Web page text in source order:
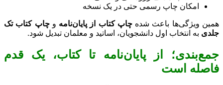
امکان چاپ رسمی حتی در یک نسخه
همین ویژگی‌ها باعث شدهچاپ کتاب از پایان‌نامه وچاپ کتاب تک
جلدی به انتخاب اول دانشجویان، اساتید و معلمان تبدیل شود.
جمع‌بندی؛ از پایان‌نامه تا کتاب، یک قدم
فاصله است